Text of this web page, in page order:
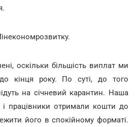
оскільки більшість виплат ми
кінця року. По суті, до того
на січневий карантин. Наша
і працівники отримали кошти до
його в спокійному форматі.